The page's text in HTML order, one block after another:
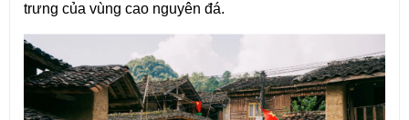
trưng của vùng cao nguyên đá.